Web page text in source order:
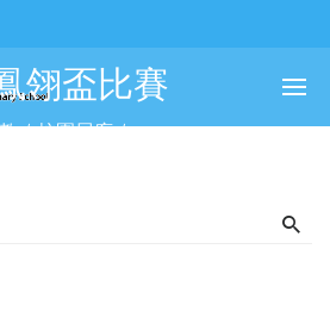
翎盃比賽
/ 校園展廊 /